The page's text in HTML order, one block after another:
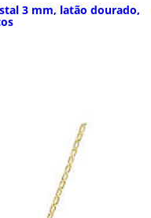
3 mm, latão dourado,